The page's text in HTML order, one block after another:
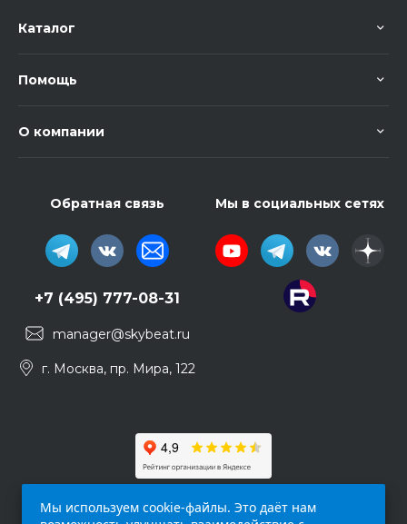
Каталог
Помощь
О компании
Обратная связь
+7 (495) 777-08-31
manager@skybeat.ru
г. Москва, пр. Мира, 122
Мы в социальных сетях
Мы используем cookie-файлы. Это даёт нам